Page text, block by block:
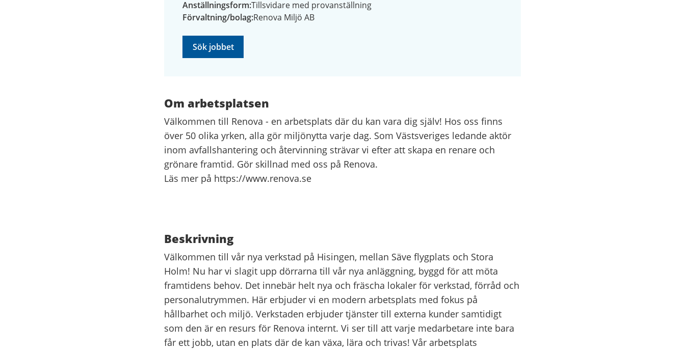
Anställningsform Tillsvidare med provanställning
Förvaltning/bolag Renova Miljö AB
Sök jobbet
Om arbetsplatsen
Välkommen till Renova - en arbetsplats där du kan vara dig själv! Hos oss finns
över 50 olika yrken, alla gör miljönytta varje dag. Som Västsveriges ledande aktör
inom avfallshantering och återvinning strävar vi efter att skapa en renare och
grönare framtid. Gör skillnad med oss på Renova.
Läs mer på https://www.renova.se
Beskrivning
Välkommen till vår nya verkstad på Hisingen, mellan Säve flygplats och Stora
Holm! Nu har vi slagit upp dörrarna till vår nya anläggning, byggd för att möta
framtidens behov. Det innebär helt nya och fräscha lokaler för verkstad, förråd och
personalutrymmen. Här erbjuder vi en modern arbetsplats med fokus på
hållbarhet och miljö. Verkstaden erbjuder tjänster till externa kunder samtidigt
som den är en resurs för Renova internt. Vi ser till att varje medarbetare inte bara
får ett jobb, utan en plats där de kan växa, lära och trivas! Vår arbetsplats